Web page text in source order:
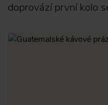
doprovází první kolo